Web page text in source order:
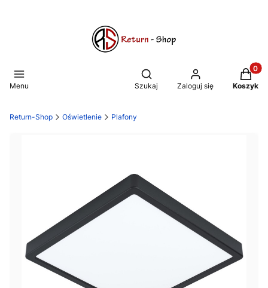
Menu
Otwórz wyszukiwarkę
Szukaj Zaloguj się Koszyk
Return-Shop Oświetlenie Plafony